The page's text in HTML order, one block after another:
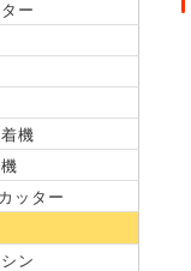
ー
機
ッター
ン